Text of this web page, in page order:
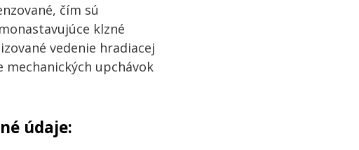
čím sú
klzné
vedenie hradiacej
upchávok
údaje: